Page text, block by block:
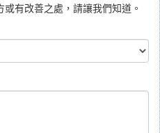
有改善之處，請讓我們知道。